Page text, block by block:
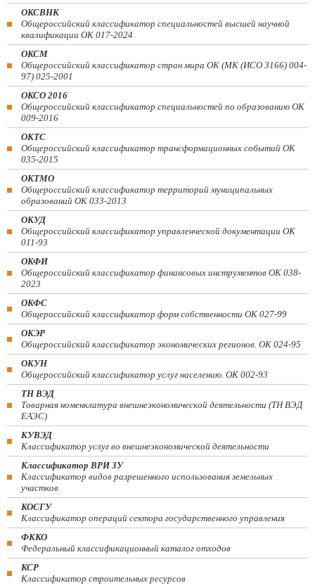
ОКСВНК
Общероссийский классификатор специальностей высшей научной
квалификации ОК 017-2024
ОКСМ
Общероссийский классификатор стран мира ОК (МК (ИСО 3166) 004-
97) 025-2001
ОКСО 2016
Общероссийский классификатор специальностей по образованию ОК
009-2016
ОКТС
Общероссийский классификатор трансформационных событий ОК
035-2015
ОКТМО
Общероссийский классификатор территорий муниципальных
образований ОК 033-2013
ОКУД
Общероссийский классификатор управленческой документации ОК
011-93
ОКФИ
Общероссийский классификатор финансовых инструментов OK 038-
2023
ОКФС
Общероссийский классификатор форм собственности ОК 027-99
ОКЭР
Общероссийский классификатор экономических регионов. ОК 024-95
ОКУН
Общероссийский классификатор услуг населению. ОК 002-93
ТН ВЭД
Товарная номенклатура внешнеэкономической деятельности (ТН ВЭД
ЕАЭС)
КУВЭД
Классификатор услуг во внешнеэкономической деятельности
Классификатор ВРИ ЗУ
Классификатор видов разрешенного использования земельных
участков
КОСГУ
Классификатор операций сектора государственного управления
ФККО
Федеральный классификационный каталог отходов
КСР
Классификатор строительных ресурсов